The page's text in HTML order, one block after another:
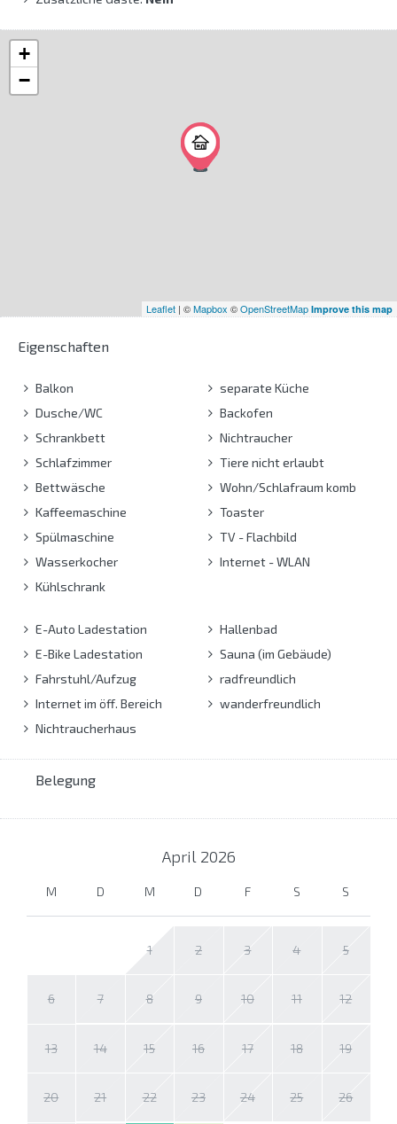
+
−
Leaflet | ©Mapbox ©OpenStreetMap Improve this map
Eigenschaften
Balkon
Dusche/WC
Schrankbett
Schlafzimmer
Bettwäsche
Kaffeemaschine
Spülmaschine
Wasserkocher
Kühlschrank
separate Küche
Backofen
Nichtraucher
Tiere nicht erlaubt
Wohn/Schlafraum komb
Toaster
TV - Flachbild
Internet - WLAN
E-Auto Ladestation
E-Bike Ladestation
Fahrstuhl/Aufzug
Internet im öff. Bereich
Nichtraucherhaus
Hallenbad
Sauna (im Gebäude)
radfreundlich
wanderfreundlich
Belegung
April 2026
M D M D F S S
1 2 3 4 5
6 7 8 9 10 11 12
13 14 15 16 17 18 19
20 21 22 23 24 25 26